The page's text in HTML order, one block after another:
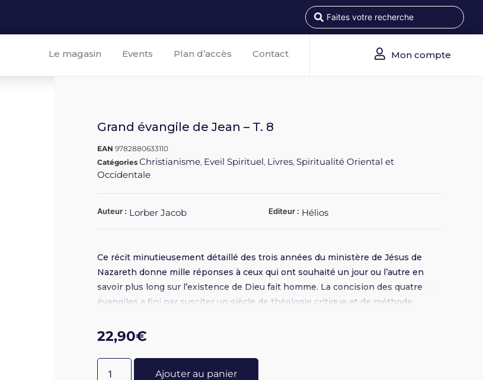
Le magasin Events Plan d’accès Contact Mon compte
Grand évangile de Jean – T. 8
EAN9782880633110
CatégoriesChristianisme, Eveil Spirituel, Livres,Spiritualité Oriental et
Occidentale
Auteur : Lorber Jacob Editeur : Hélios
Ce récit minutieusement détaillé des trois années du ministère de Jésus de
Nazareth donne mille réponses à ceux qui ont souhaité un jour ou l’autre en
savoir plus long sur l’existence de Dieu fait homme. La concision des quatre
évangiles a fini par susciter un siècle de théologie critique et de méthode
24 - 416 pages
22,90€
Ajouter au panier